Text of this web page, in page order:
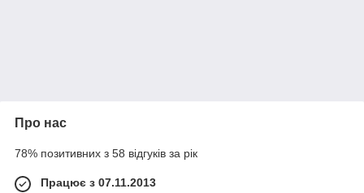
Про нас
78% позитивних з 58 відгуків за рік
Працює з 07.11.2013